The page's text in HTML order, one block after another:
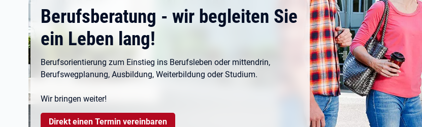
Berufsberatung - wir begleiten Sie
ein Leben lang!
Berufsorientierung zum Einstieg ins Berufsleben oder mittendrin,
Berufswegplanung, Ausbildung, Weiterbildung oder Studium.
Wir bringen weiter!
Öffnet in neuem Tab
Direkt einen Termin vereinbaren